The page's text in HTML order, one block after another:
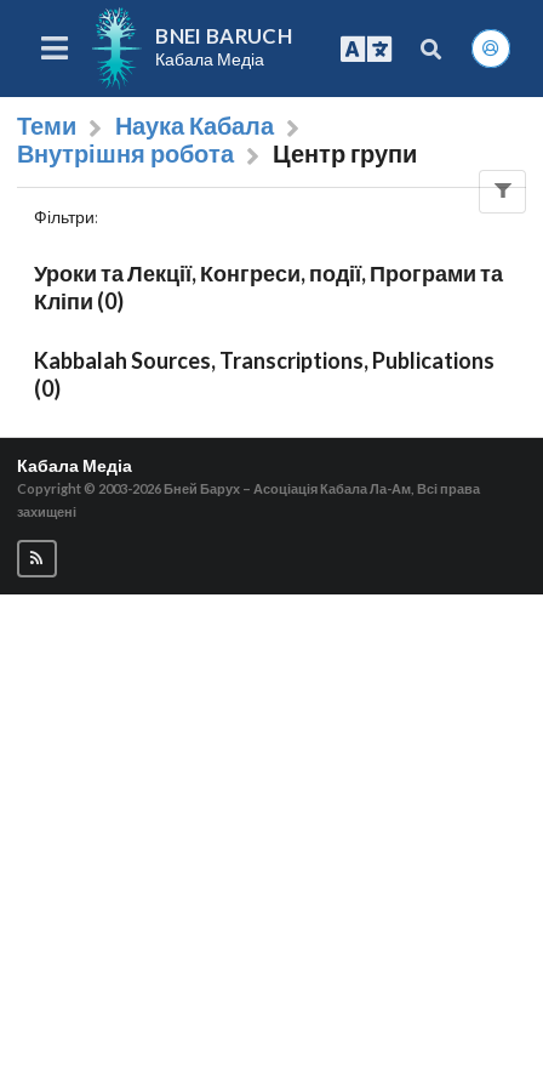
BNEI BARUCH
Кабала Медіа
Теми
Наука Кабала
Внутрішня робота
Центр групи
Фільтри:
Уроки та Лекції, Конгреси, події, Програми та
Кліпи (0)
Kabbalah Sources, Transcriptions, Publications
(0)
Кабала Медіа
Copyright © 2003-2026 Бней Барух – Асоціація Кабала Ла-Ам, Всі права
захищені